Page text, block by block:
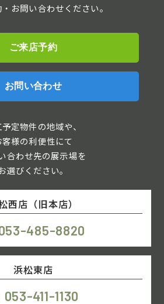
お問い合わせください。
ご来店予約
お問い合わせ
定物件の地域や、
客様の利便性にて
合わせ先の展示場を
選びください。
西店（旧本店）
485-8820
浜松東店
053-411-1130